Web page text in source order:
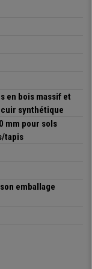
ce niveau de qualité
Chez Chaisepro,
en bois massif et
synthétique
mm pour sols
tapis
emballage